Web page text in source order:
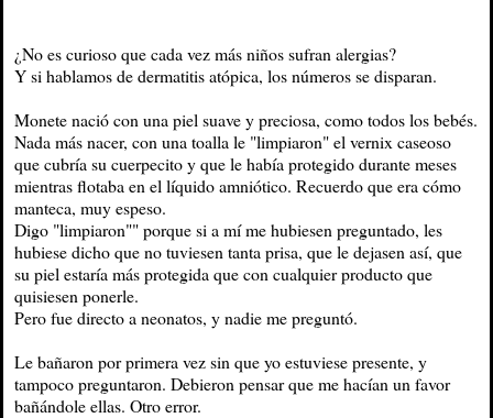
¿No es curioso que cada vez más niños sufran alergias?
Y si hablamos de dermatitis atópica, los números se disparan.
Monete nació con una piel suave y preciosa, como todos los bebés.
Nada más nacer, con una toalla le "limpiaron" el vernix caseoso
que cubría su cuerpecito y que le había protegido durante meses
mientras flotaba en el líquido amniótico. Recuerdo que era cómo
manteca, muy espeso.
Digo "limpiaron"" porque si a mí me hubiesen preguntado, les
hubiese dicho que no tuviesen tanta prisa, que le dejasen así, que
su piel estaría más protegida que con cualquier producto que
quisiesen ponerle.
Pero fue directo a neonatos, y nadie me preguntó.
Le bañaron por primera vez sin que yo estuviese presente, y
tampoco preguntaron. Debieron pensar que me hacían un favor
bañándole ellas. Otro error.